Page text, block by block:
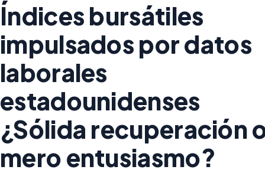
Índices bursátiles
impulsados por datos
laborales
estadounidenses
¿Sólida recuperación
mero entusiasmo?